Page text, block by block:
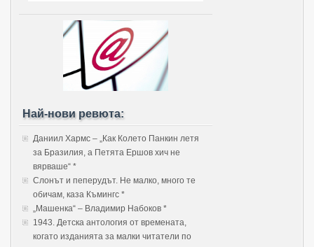
Най-нови ревюта:
Даниил Хармс – „Как Колето Панкин летя
за Бразилия, а Петята Ершов хич не
вярваше“ *
Слонът и пеперудът. Не малко, много те
обичам, каза Къмингс *
„Машенка“ – Владимир Набоков *
1943. Детска антология от времената,
когато изданията за малки читатели по